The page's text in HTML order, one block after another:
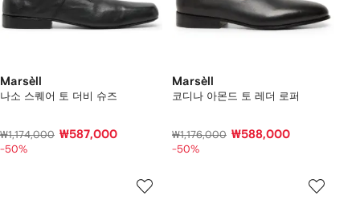
Marsèll
나소 스퀘어 토 더비 슈즈
₩1,174,000 ₩587,000
-50%
Marsèll
코디나 아몬드 토 레더 로퍼
₩1,176,000 ₩588,000
-50%